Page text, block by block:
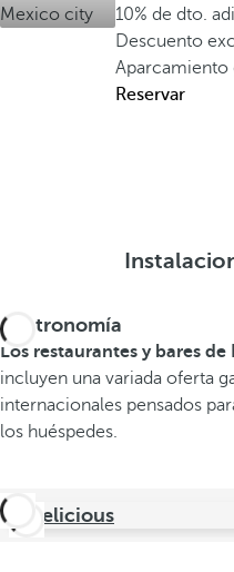
10% de dto.
Descuento
Aparcamiento
Reservar
Gastronomía
Los restaurantes y bares
incluyen una variada oferta
internacionales pensados
los huéspedes.
B.Delicious